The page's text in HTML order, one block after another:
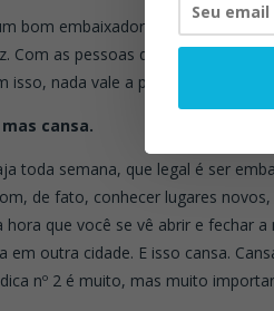
bom embaixador?
Com as pessoas que trabalha e
isso, nada vale a pena.
cansa.
toda semana, que legal é ser
de fato, conhecer lugares
hora que você se vê abrir e fechar
em outra cidade. E isso cansa.
nº 2 é muito, mas muito